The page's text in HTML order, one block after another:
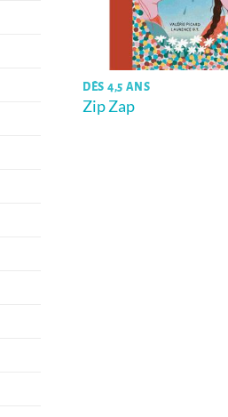
DÈS 4,5 ANS
Zip Zap